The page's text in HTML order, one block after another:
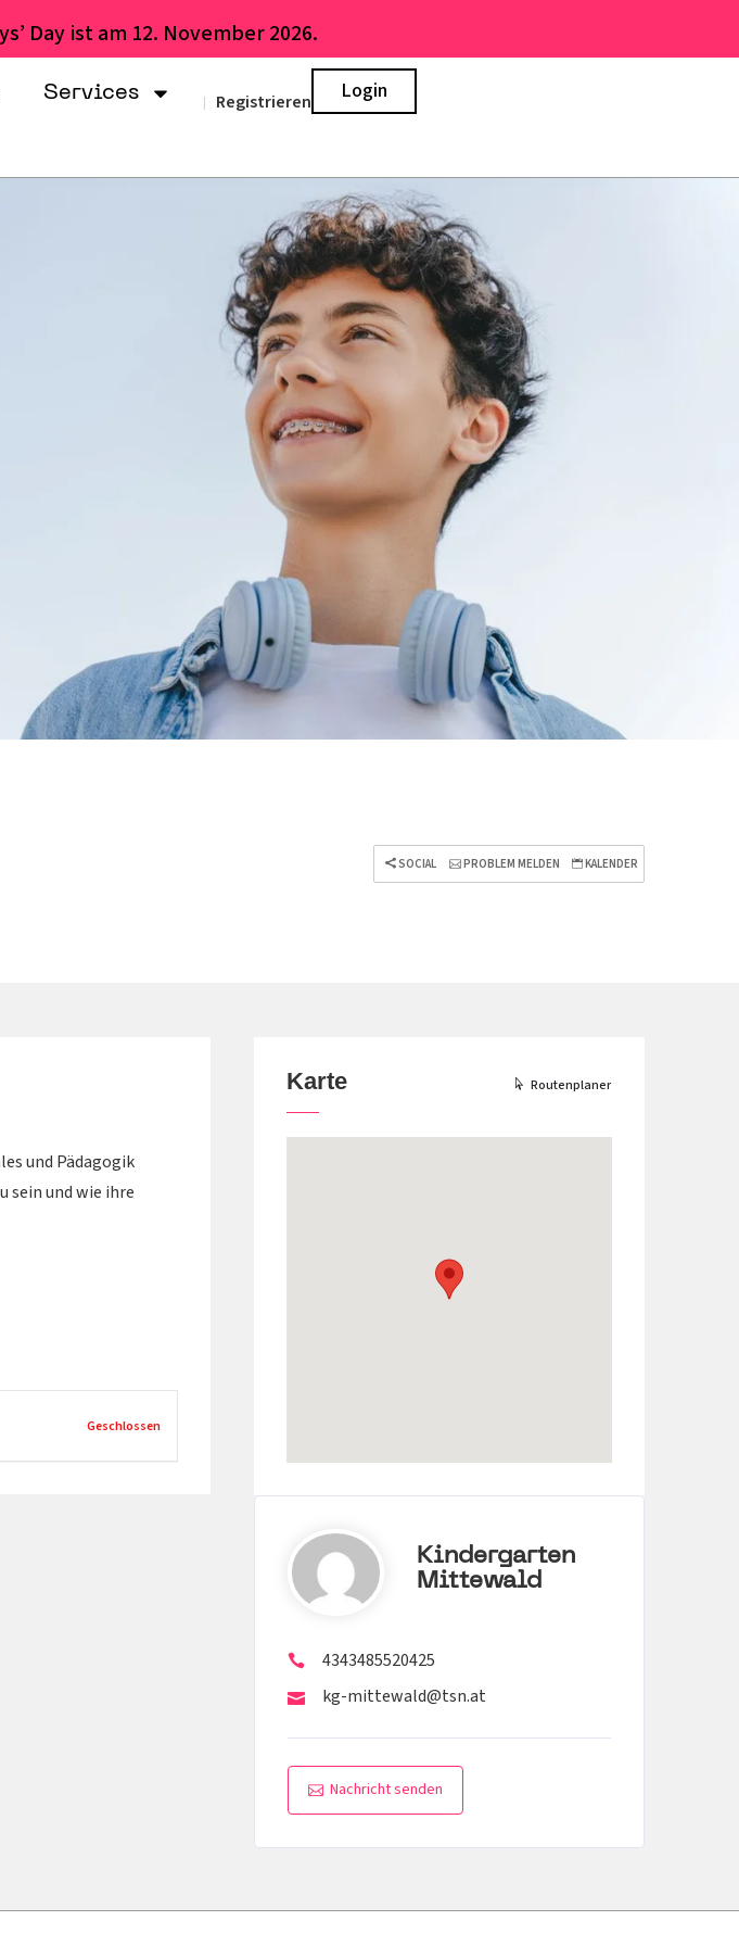
Day ist am 12. November 2026.
Services | Registrieren Login
SOCIAL PROBLEM MELDEN KALENDER
und Pädagogik
sein und wie ihre
Geschlossen
Karte Routenplaner
Kindergarten
Mittewald
4343485520425
kg-mittewald@tsn.at
Nachricht senden